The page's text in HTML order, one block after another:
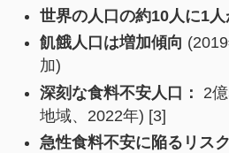
世界の人口の約10人に1
飢餓人口は増加傾向
加)
深刻な食料不安人口：
2
地域、2022年) [3]
急性食料不安に陥るリス